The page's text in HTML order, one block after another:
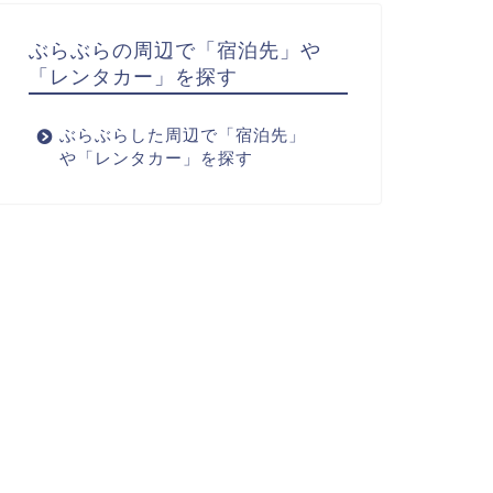
ぶらぶらの周辺で「宿泊先」や
「レンタカー」を探す
ぶらぶらした周辺で「宿泊先」
や「レンタカー」を探す